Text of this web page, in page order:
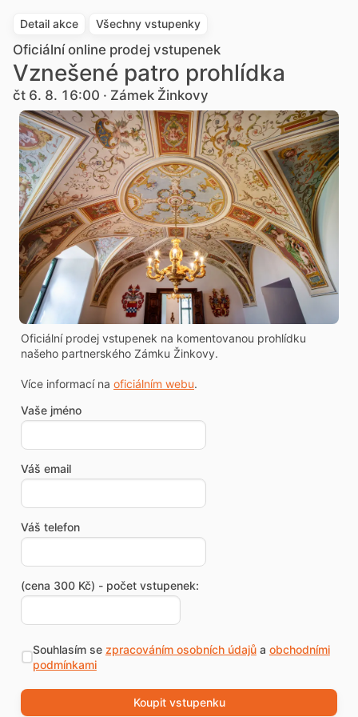
Detail akce Všechny vstupenky
Oficiální online prodej vstupenek
Vznešené patro prohlídka
čt 6. 8. 16:00 · Zámek Žinkovy
Oficiální prodej vstupenek na komentovanou prohlídku
našeho partnerského Zámku Žinkovy.
Více informací na oficiálním webu.
Vaše jméno
Váš email
Váš telefon
(cena 300 Kč) - počet vstupenek:
Souhlasím se zpracováním osobních údajůa obchodními
podmínkami
Koupit vstupenku